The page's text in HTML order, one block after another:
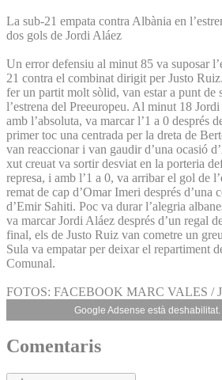
La sub-21 empata contra Albània en
dos gols de Jordi Aláez
Un error defensiu al minut 85 va suposar
21 contra el combinat dirigit per Justo
fer un partit molt sòlid, van estar a punt de
l’estrena del Preeuropeu. Al minut 18
amb l’absoluta, va marcar l’1 a 0 després
primer toc una centrada per la dreta de
van reaccionar i van gaudir d’una ocasió
xut creuat va sortir desviat en la porteria
represa, i amb l’1 a 0, va arribar el gol de
remat de cap d’Omar Imeri després d’una
d’Emir Sahiti. Poc va durar l’alegria
va marcar Jordi Aláez després d’un regal
final, els de Justo Ruiz van cometre un
Sula va empatar per deixar el repartiment
Comunal.
FOTOS: FACEBOOK MARC VALES /
Google Adsense està deshabilitat.
Comentaris